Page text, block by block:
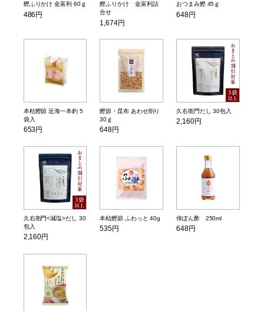
鰹ふりかけ 金富利 60ｇ
486円
鰹ふりかけ 金富利詰
合せ
1,674円
おつまみ鰹 45ｇ
648円
本枯鰹節 近海一本釣 5
袋入
653円
鰹節・昆布 あわせ削り
30ｇ
648円
久右衛門だし 30包入
2,160円
久右衛門<減塩>だし 30
包入
2,160円
本枯鰹節 ふわっと 40g
535円
倖ぽん酢 250ml
648円